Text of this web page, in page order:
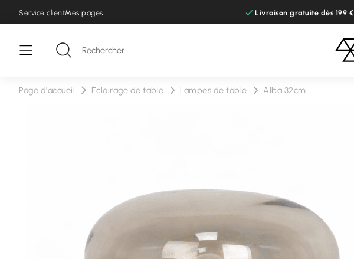
Service clientMes pages Livraison gratuite dès 199 €
Page d'accueil Éclairage de table Lampes de table Alba 32cm